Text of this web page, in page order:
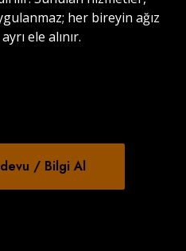
her bireyin ağız
ele alınır.
/ Bilgi Al